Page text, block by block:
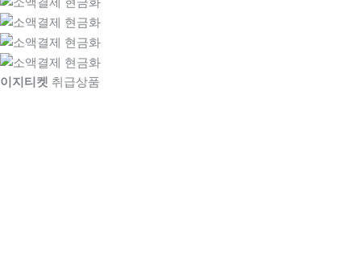
이지티켓 취급상품